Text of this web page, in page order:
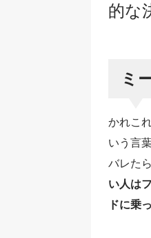
的な
ミ
かれこ
いう言
バレた
い人は
ドに乗